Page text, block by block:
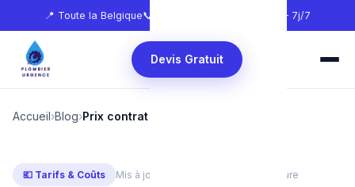
📍 Toute la Belgique📞 🕐 24h/24 — 7j/7
Devis Gratuit
Accueil›Blog›Prix contrat entretien chaudière
💶 Tarifs & Coûts Mis à jour : Avril 2026 ⏱ 5 min de lecture